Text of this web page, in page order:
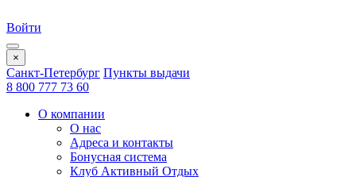
Войти
×
Санкт-Петербург Пункты выдачи
8 800 777 73 60
О компании
О нас
Адреса и контакты
Бонусная система
Клуб Активный Отдых